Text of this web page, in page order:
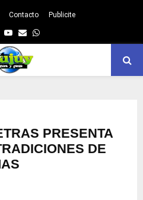
Contacto Publicite
Youtube
EmailWhatsapp
PRESENTA
DE